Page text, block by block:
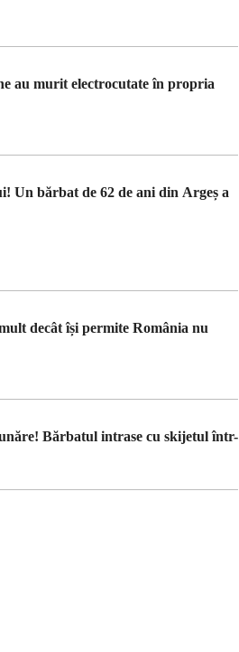
au murit electrocutate în propria
Un bărbat de 62 de ani din Argeș a
decât își permite România nu
Bărbatul intrase cu skijetul într-